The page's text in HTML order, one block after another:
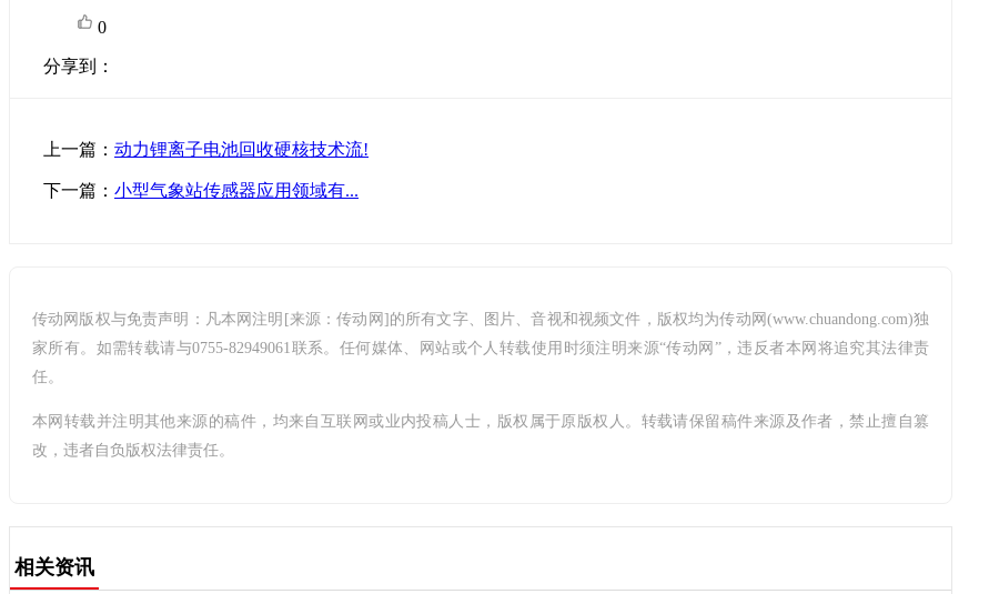
0
分享到：
上一篇： 动力锂离子电池回收硬核技术流!
下一篇： 小型气象站传感器应用领域有...
传动网版权与免责声明：凡本网注明[来源：传动网]的所有文字、图片、音视和视频文件，版权均为传动网(www.chuandong.com)独
家所有。如需转载请与0755-82949061联系。任何媒体、网站或个人转载使用时须注明来源“传动网”，违反者本网将追究其法律责
任。
本网转载并注明其他来源的稿件，均来自互联网或业内投稿人士，版权属于原版权人。转载请保留稿件来源及作者，禁止擅自篡
改，违者自负版权法律责任。
相关资讯